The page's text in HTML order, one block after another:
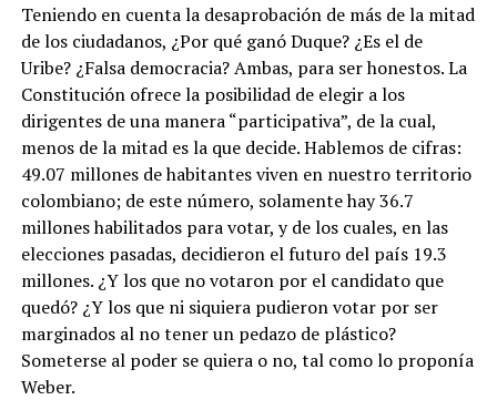
Teniendo en cuenta la desaprobación de más de la mitad
de los ciudadanos, ¿Por qué ganó Duque? ¿Es el de
Uribe? ¿Falsa democracia? Ambas, para ser honestos. La
Constitución ofrece la posibilidad de elegir a los
dirigentes de una manera “participativa”, de la cual,
menos de la mitad es la que decide. Hablemos de cifras:
49.07 millones de habitantes viven en nuestro territorio
colombiano; de este número, solamente hay 36.7
millones habilitados para votar, y de los cuales, en las
elecciones pasadas, decidieron el futuro del país 19.3
millones. ¿Y los que no votaron por el candidato que
quedó? ¿Y los que ni siquiera pudieron votar por ser
marginados al no tener un pedazo de plástico?
Someterse al poder se quiera o no, tal como lo proponía
Weber.